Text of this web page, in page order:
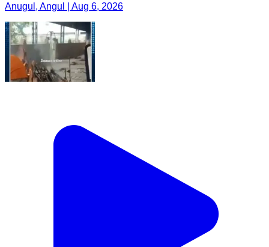
Anugul, Angul | Aug 6, 2026